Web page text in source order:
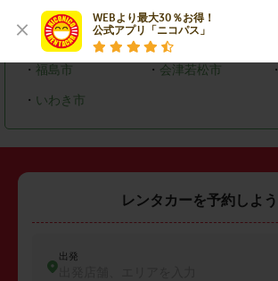
WEBより最大30％お得！
公式アプリ「ニコパス」
福島県
・ 福島市 ・ 会津若松市 ・
・ いわき市
レンタカーを予約しよう
出発